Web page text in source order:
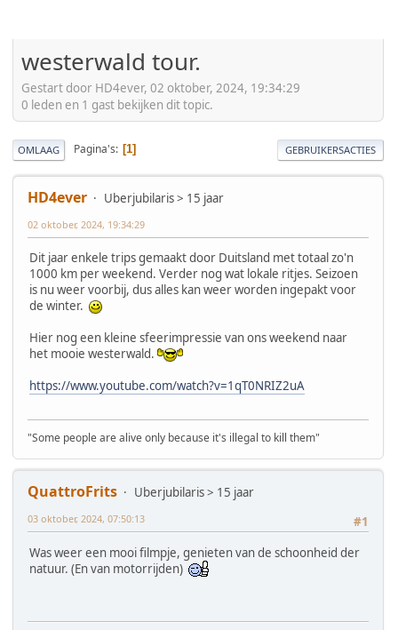
westerwald tour.
Gestart door HD4ever, 02 oktober, 2024, 19:34:29
0 leden en 1 gast bekijken dit topic.
OMLAAG Pagina's 1 GEBRUIKERSACTIES
HD4ever Uberjubilaris > 15 jaar
02 oktober, 2024, 19:34:29
Dit jaar enkele trips gemaakt door Duitsland met totaal zo'n
1000 km per weekend. Verder nog wat lokale ritjes. Seizoen
is nu weer voorbij, dus alles kan weer worden ingepakt voor
de winter.
Hier nog een kleine sfeerimpressie van ons weekend naar
het mooie westerwald.
https://www.youtube.com/watch?v=1qT0NRIZ2uA
"Some people are alive only because it's illegal to kill them"
QuattroFrits
Uberjubilaris > 15 jaar
#1
03 oktober, 2024, 07:50:13
Was weer een mooi filmpje, genieten van de schoonheid der
natuur. (En van motorrijden)